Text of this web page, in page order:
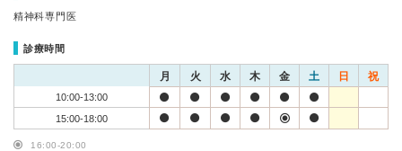
精神科専門医
診療時間
月 火 水 木 金 土 日 祝
10:00-13:00
15:00-18:00
16:00-20:00